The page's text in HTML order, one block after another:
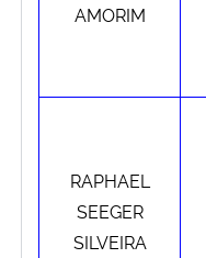
AMORIM
RAPHAEL
SEEGER
SILVEIRA